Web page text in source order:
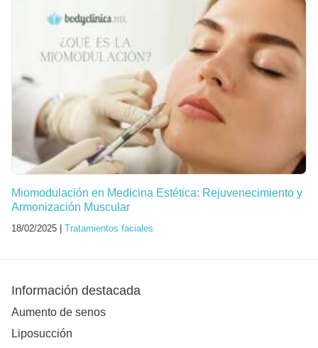
Miomodulación en Medicina Estética: Rejuvenecimiento y
Armonización Muscular
18/02/2025 | Tratamientos faciales
Información destacada
Aumento de senos
Liposucción